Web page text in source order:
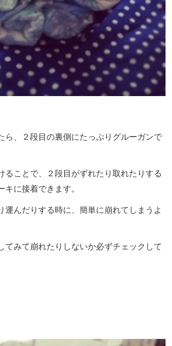
ら、２段目の裏側にたっぷりグルーガンで
ることで、２段目がずれたり取れたりする
に接着できます。
運んだりする時に、簡単に崩れてしまうよ
てみて崩れたりしないか必ずチェックして